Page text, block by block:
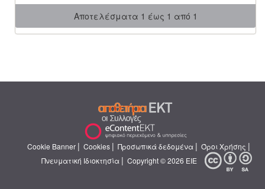
Αποτελέσματα 1 έως 1 από 1
Cookie Banner | Cookies | Προσωπικά δεδομένα | Όροι Χρήσης |
Πνευματική Ιδιοκτησία | Copyright © 2026 ΕΙΕ